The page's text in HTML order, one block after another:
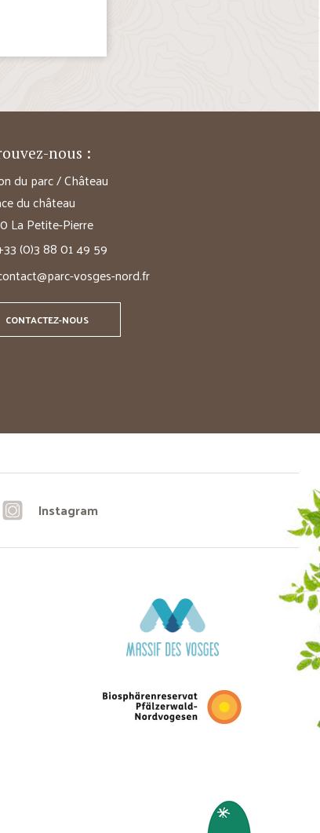
nous :
du parc / Château
du château
La Petite-Pierre
(0)3 88 01 49 59
vosges-nord.fr
CONTACTEZ-NOUS
Instagram